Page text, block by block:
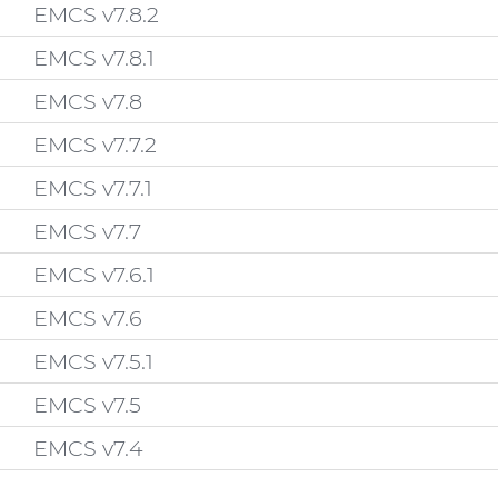
EMCS v7.8.2
EMCS v7.8.1
EMCS v7.8
EMCS v7.7.2
EMCS v7.7.1
EMCS v7.7
EMCS v7.6.1
EMCS v7.6
EMCS v7.5.1
EMCS v7.5
EMCS v7.4